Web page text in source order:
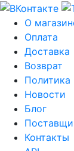
О
Оплата
Доставка
Возврат
Политика
Новости
Блог
Контакты